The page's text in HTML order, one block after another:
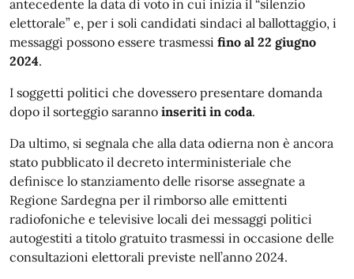
antecedente la data di voto in cui inizia il “silenzio
elettorale” e, per i soli candidati sindaci al ballottaggio, i
messaggi possono essere trasmessi fino al 22 giugno
2024.
I soggetti politici che dovessero presentare domanda
dopo il sorteggio saranno inseriti in coda.
Da ultimo, si segnala che alla data odierna non è ancora
stato pubblicato il decreto interministeriale che
definisce lo stanziamento delle risorse assegnate a
Regione Sardegna per il rimborso alle emittenti
radiofoniche e televisive locali dei messaggi politici
autogestiti a titolo gratuito trasmessi in occasione delle
consultazioni elettorali previste nell’anno 2024.